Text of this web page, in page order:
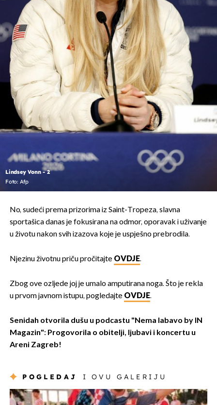
Lindsey Vonn - 2
Foto: Afp
No, sudeći prema prizorima iz Saint-Tropeza, slavna
sportašica danas je fokusirana na odmor, oporavak i uživanje
u životu nakon svih izazova koje je uspješno prebrodila.
Njezinu životnu priču pročitajte OVDJE.
Zbog ove ozljede joj je umalo amputirana noga. Što je rekla
u prvom javnom istupu, pogledajte OVDJE.
Senidah otvorila dušu u podcastu "Nema labavo by IN
Magazin": Progovorila o obitelji, ljubavi i koncertu u
Areni Zagreb!
POGLEDAJ I OVU GALERIJU